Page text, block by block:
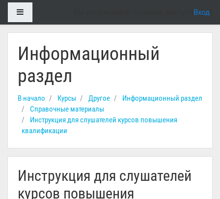
Перейти к основному содержанию
Вход
Информационный
раздел
В начало Курсы Другое
Информационный раздел
Справочные материалы
Инструкция для слушателей курсов повышения
квалификации
Инструкция для слушателей
курсов повышения